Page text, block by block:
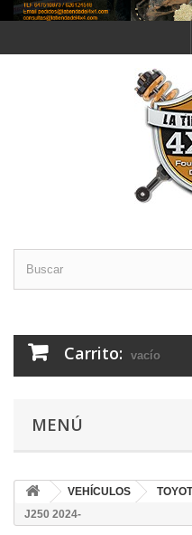
Carrito: vacío
MENÚ
VEHÍCULOS
J250 2024-